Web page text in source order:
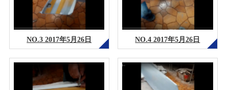
NO.3 2017年5月26日 NO.4 2017年5月26日